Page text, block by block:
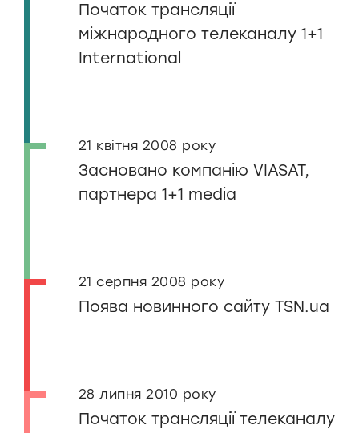
Початок трансляції
міжнародного телеканалу 1+1
International
21 квітня 2008 року
Засновано компанію VIASAT,
партнера 1+1 media
21 серпня 2008 року
Поява новинного сайту TSN.ua
28 липня 2010 року
Початок трансляції телеканалу